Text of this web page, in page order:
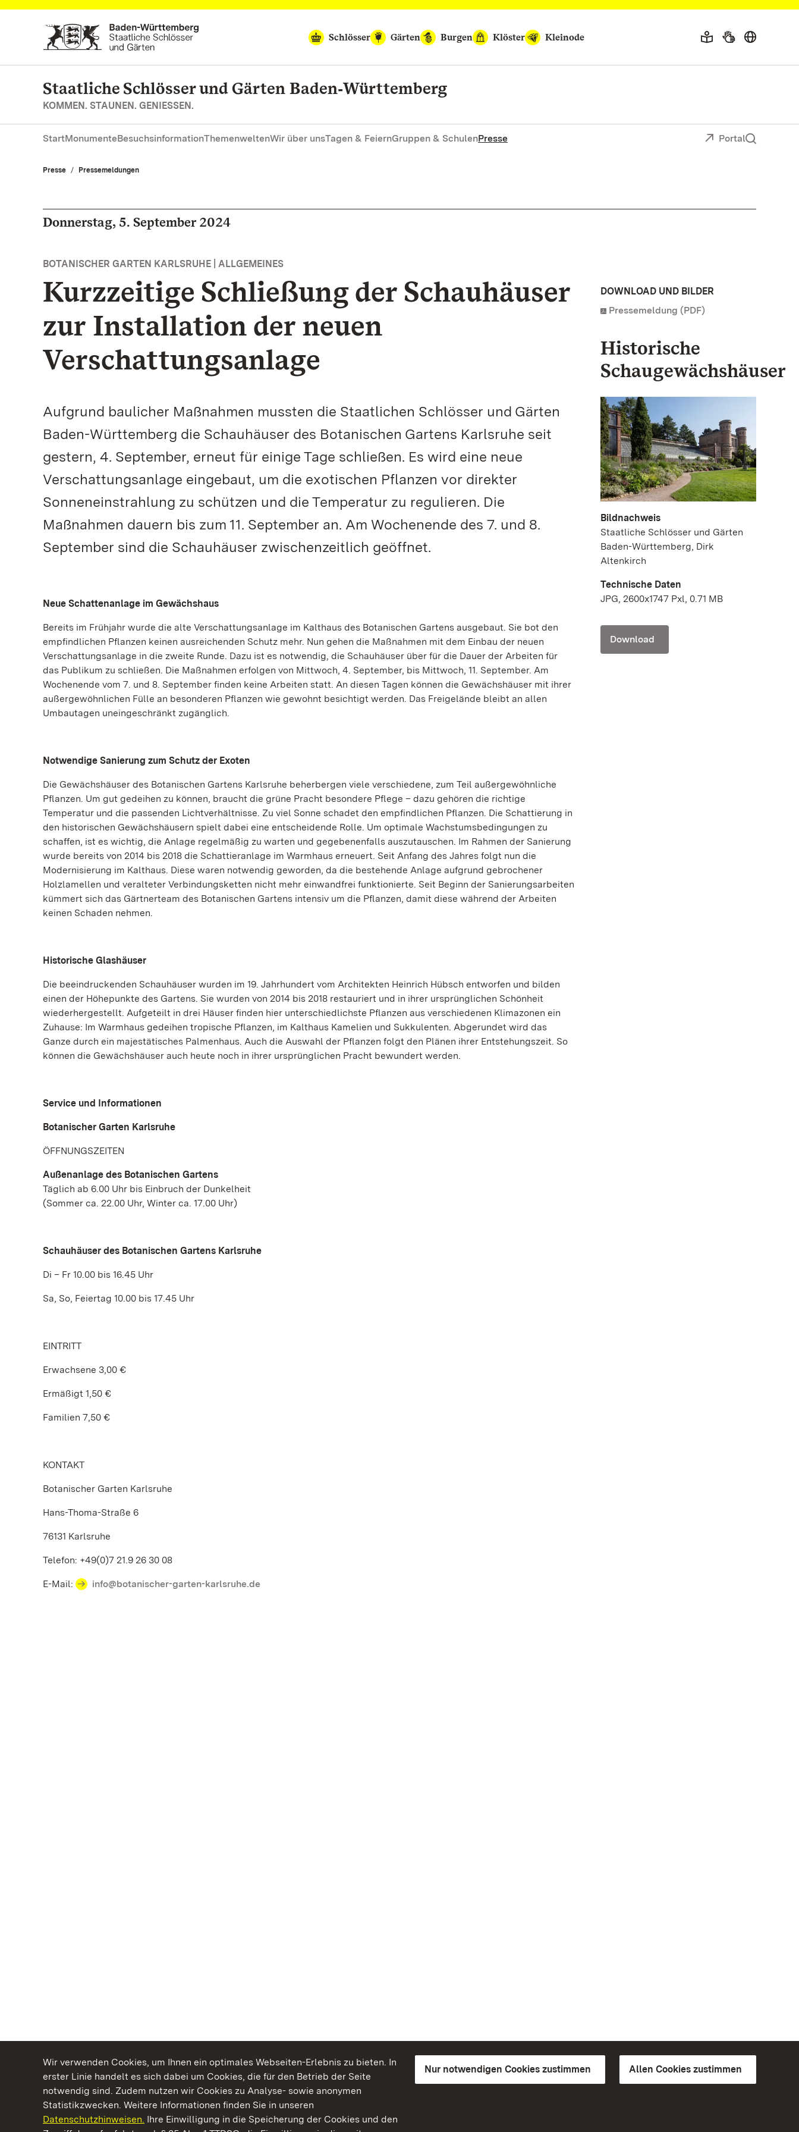
Wir verwenden Cookies, um Ihnen ein optimales Webseiten-Erlebnis zu bieten. In
erster Linie handelt es sich dabei um Cookies, die für den Betrieb der Seite
notwendig sind. Zudem nutzen wir Cookies zu Analyse- sowie anonymen
Statistikzwecken. Weitere Informationen finden Sie in unseren
Datenschutzhinweisen. Ihre Einwilligung in die Speicherung der Cookies und den
Nur notwendigen Cookies zustimmen Allen Cookies zustimmen
Zum Hauptinhalt springen
Schlösser
Gärten Burgen Klöster Kleinode
Staatliche Schlösser und Gärten Baden‑Württemberg
KOMMEN. STAUNEN. GENIESSEN.
StartMonumenteBesuchsinformationThemenweltenWir über unsTagen & FeiernGruppen & SchulenPresse Portal
Presse Pressemeldungen
Donnerstag, 5. September 2024
BOTANISCHER GARTEN KARLSRUHE | ALLGEMEINES
Kurzzeitige Schließung der Schauhäuser
zur Installation der neuen
Verschattungsanlage
Aufgrund baulicher Maßnahmen mussten die Staatlichen Schlösser und Gärten
Baden-Württemberg die Schauhäuser des Botanischen Gartens Karlsruhe seit
gestern, 4. September, erneut für einige Tage schließen. Es wird eine neue
Verschattungsanlage eingebaut, um die exotischen Pflanzen vor direkter
Sonneneinstrahlung zu schützen und die Temperatur zu regulieren. Die
Maßnahmen dauern bis zum 11. September an. Am Wochenende des 7. und 8.
September sind die Schauhäuser zwischenzeitlich geöffnet.
Neue Schattenanlage im Gewächshaus
Bereits im Frühjahr wurde die alte Verschattungsanlage im Kalthaus des Botanischen Gartens ausgebaut. Sie bot den
empfindlichen Pflanzen keinen ausreichenden Schutz mehr. Nun gehen die Maßnahmen mit dem Einbau der neuen
Verschattungsanlage in die zweite Runde. Dazu ist es notwendig, die Schauhäuser über für die Dauer der Arbeiten für
das Publikum zu schließen. Die Maßnahmen erfolgen von Mittwoch, 4. September, bis Mittwoch, 11. September. Am
Wochenende vom 7. und 8. September finden keine Arbeiten statt. An diesen Tagen können die Gewächshäuser mit ihrer
außergewöhnlichen Fülle an besonderen Pflanzen wie gewohnt besichtigt werden. Das Freigelände bleibt an allen
Umbautagen uneingeschränkt zugänglich.
Notwendige Sanierung zum Schutz der Exoten
Die Gewächshäuser des Botanischen Gartens Karlsruhe beherbergen viele verschiedene, zum Teil außergewöhnliche
Pflanzen. Um gut gedeihen zu können, braucht die grüne Pracht besondere Pflege – dazu gehören die richtige
Temperatur und die passenden Lichtverhältnisse. Zu viel Sonne schadet den empfindlichen Pflanzen. Die Schattierung in
den historischen Gewächshäusern spielt dabei eine entscheidende Rolle. Um optimale Wachstumsbedingungen zu
schaffen, ist es wichtig, die Anlage regelmäßig zu warten und gegebenenfalls auszutauschen. Im Rahmen der Sanierung
wurde bereits von 2014 bis 2018 die Schattieranlage im Warmhaus erneuert. Seit Anfang des Jahres folgt nun die
Modernisierung im Kalthaus. Diese waren notwendig geworden, da die bestehende Anlage aufgrund gebrochener
Holzlamellen und veralteter Verbindungsketten nicht mehr einwandfrei funktionierte. Seit Beginn der Sanierungsarbeiten
kümmert sich das Gärtnerteam des Botanischen Gartens intensiv um die Pflanzen, damit diese während der Arbeiten
keinen Schaden nehmen.
Historische Glashäuser
Die beeindruckenden Schauhäuser wurden im 19. Jahrhundert vom Architekten Heinrich Hübsch entworfen und bilden
einen der Höhepunkte des Gartens. Sie wurden von 2014 bis 2018 restauriert und in ihrer ursprünglichen Schönheit
wiederhergestellt. Aufgeteilt in drei Häuser finden hier unterschiedlichste Pflanzen aus verschiedenen Klimazonen ein
Zuhause: Im Warmhaus gedeihen tropische Pflanzen, im Kalthaus Kamelien und Sukkulenten. Abgerundet wird das
Ganze durch ein majestätisches Palmenhaus. Auch die Auswahl der Pflanzen folgt den Plänen ihrer Entstehungszeit. So
können die Gewächshäuser auch heute noch in ihrer ursprünglichen Pracht bewundert werden.
Service und Informationen
Botanischer Garten Karlsruhe
ÖFFNUNGSZEITEN
Außenanlage des Botanischen Gartens
Täglich ab 6.00 Uhr bis Einbruch der Dunkelheit
(Sommer ca. 22.00 Uhr, Winter ca. 17.00 Uhr)
Schauhäuser des Botanischen Gartens Karlsruhe
Di – Fr 10.00 bis 16.45 Uhr
Sa, So, Feiertag 10.00 bis 17.45 Uhr
EINTRITT
Erwachsene 3,00 €
Ermäßigt 1,50 €
Familien 7,50 €
KONTAKT
Botanischer Garten Karlsruhe
Hans-Thoma-Straße 6
76131 Karlsruhe
Telefon: +49(0)7 21.9 26 30 08
E-Mail: info@botanischer-garten-karlsruhe.de
DOWNLOAD UND BILDER
Pressemeldung (PDF)
Historische
Schaugewächshäuser
Bildnachweis
Staatliche Schlösser und Gärten
Baden-Württemberg, Dirk
Altenkirch
Technische Daten
JPG, 2600x1747 Pxl, 0.71 MB
Download